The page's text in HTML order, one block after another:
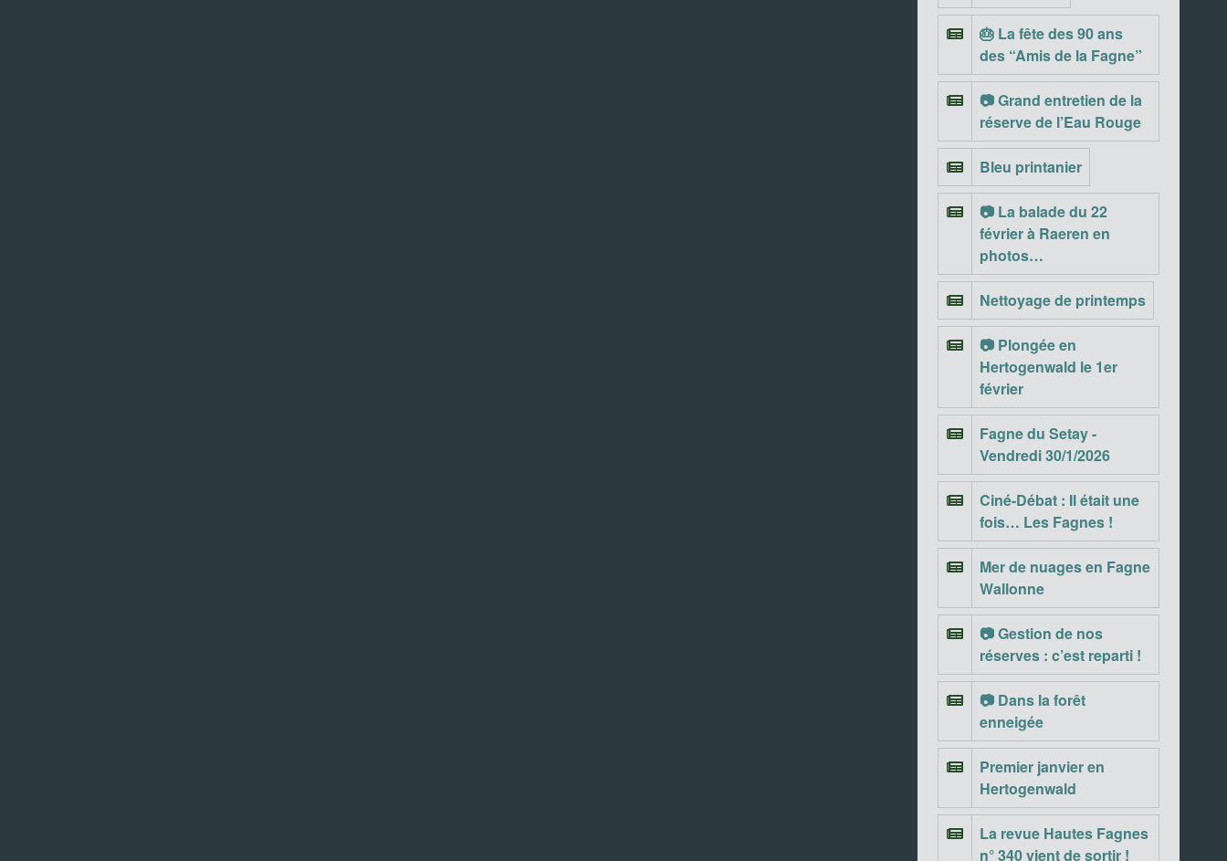
🎂 La fête des 90 ans
des “Amis de la Fagne”
📷 Grand entretien de la
réserve de l’Eau Rouge
Bleu printanier
📷 La balade du 22
février à Raeren en
photos…
Nettoyage de printemps
📷 Plongée en
Hertogenwald le 1er
février
Fagne du Setay -
Vendredi 30/1/2026
Ciné-Débat : Il était une
fois… Les Fagnes !
Mer de nuages en Fagne
Wallonne
📷 Gestion de nos
réserves : c’est reparti !
📷 Dans la forêt
enneigée
Premier janvier en
Hertogenwald
La revue Hautes Fagnes
n° 340 vient de sortir !